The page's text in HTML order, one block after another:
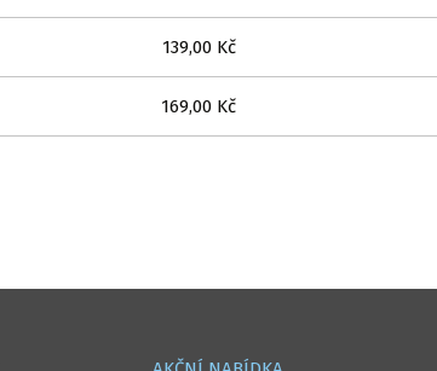
139,00 Kč
169,00 Kč